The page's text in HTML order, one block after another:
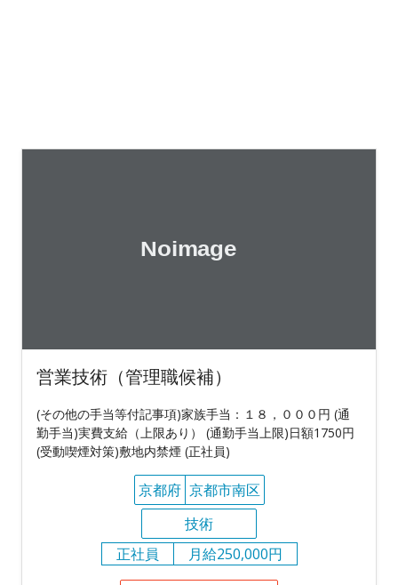
営業技術（管理職候補）
(その他の手当等付記事項)家族手当：１８，０００円 (通
勤手当)実費支給（上限あり） (通勤手当上限)日額1750円
(受動喫煙対策)敷地内禁煙 (正社員)
京都府 京都市南区
技術
正社員
月給250,000円